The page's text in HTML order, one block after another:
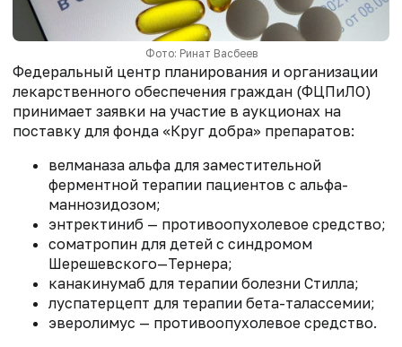
Фото: Ринат Васбеев
Федеральный центр планирования и организации
лекарственного обеспечения граждан (ФЦПиЛО)
принимает заявки на участие в аукционах на
поставку для фонда «Круг добра» препаратов:
велманаза альфа для заместительной
ферментной терапии пациентов с альфа-
маннозидозом;
энтректиниб — противоопухолевое средство;
соматропин для детей с синдромом
Шерешевского—Тернера;
канакинумаб для терапии болезни Стилла;
луспатерцепт для терапии бета-талассемии;
эверолимус — противоопухолевое средство.